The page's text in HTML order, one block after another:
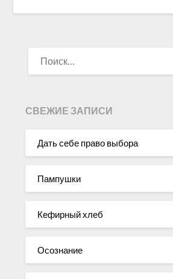
СВЕЖИЕ ЗАПИСИ
Дать себе право выбора
Пампушки
Кефирный хлеб
Осознание